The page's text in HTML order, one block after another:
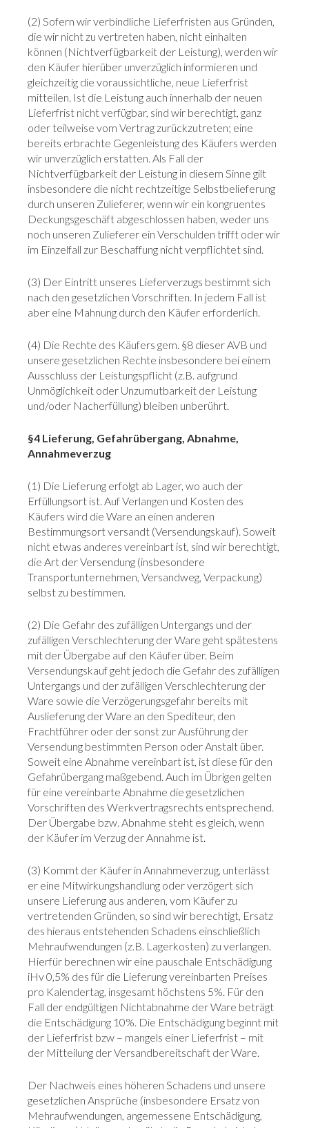
(2) Sofern wir verbindliche Lieferfristen aus Gründen,
die wir nicht zu vertreten haben, nicht einhalten
können (Nichtverfügbarkeit der Leistung), werden wir
den Käufer hierüber unverzüglich informieren und
gleichzeitig die voraussichtliche, neue Lieferfrist
mitteilen. Ist die Leistung auch innerhalb der neuen
Lieferfrist nicht verfügbar, sind wir berechtigt, ganz
oder teilweise vom Vertrag zurückzutreten; eine
bereits erbrachte Gegenleistung des Käufers werden
wir unverzüglich erstatten. Als Fall der
Nichtverfügbarkeit der Leistung in diesem Sinne gilt
insbesondere die nicht rechtzeitige Selbstbelieferung
durch unseren Zulieferer, wenn wir ein kongruentes
Deckungsgeschäft abgeschlossen haben, weder uns
noch unseren Zulieferer ein Verschulden trifft oder wir
im Einzelfall zur Beschaffung nicht verpflichtet sind.
(3) Der Eintritt unseres Lieferverzugs bestimmt sich
nach den gesetzlichen Vorschriften. In jedem Fall ist
aber eine Mahnung durch den Käufer erforderlich.
(4) Die Rechte des Käufers gem. §8 dieser AVB und
unsere gesetzlichen Rechte insbesondere bei einem
Ausschluss der Leistungspflicht (z.B. aufgrund
Unmöglichkeit oder Unzumutbarkeit der Leistung
und/oder Nacherfüllung) bleiben unberührt.
§4 Lieferung, Gefahrübergang, Abnahme,
Annahmeverzug
(1) Die Lieferung erfolgt ab Lager, wo auch der
Erfüllungsort ist. Auf Verlangen und Kosten des
Käufers wird die Ware an einen anderen
Bestimmungsort versandt (Versendungskauf). Soweit
nicht etwas anderes vereinbart ist, sind wir berechtigt,
die Art der Versendung (insbesondere
Transportunternehmen, Versandweg, Verpackung)
selbst zu bestimmen.
(2) Die Gefahr des zufälligen Untergangs und der
zufälligen Verschlechterung der Ware geht spätestens
mit der Übergabe auf den Käufer über. Beim
Versendungskauf geht jedoch die Gefahr des zufälligen
Untergangs und der zufälligen Verschlechterung der
Ware sowie die Verzögerungsgefahr bereits mit
Auslieferung der Ware an den Spediteur, den
Frachtführer oder der sonst zur Ausführung der
Versendung bestimmten Person oder Anstalt über.
Soweit eine Abnahme vereinbart ist, ist diese für den
Gefahrübergang maßgebend. Auch im Übrigen gelten
für eine vereinbarte Abnahme die gesetzlichen
Vorschriften des Werkvertragsrechts entsprechend.
Der Übergabe bzw. Abnahme steht es gleich, wenn
der Käufer im Verzug der Annahme ist.
(3) Kommt der Käufer in Annahmeverzug, unterlässt
er eine Mitwirkungshandlung oder verzögert sich
unsere Lieferung aus anderen, vom Käufer zu
vertretenden Gründen, so sind wir berechtigt, Ersatz
des hieraus entstehenden Schadens einschließlich
Mehraufwendungen (z.B. Lagerkosten) zu verlangen.
Hierfür berechnen wir eine pauschale Entschädigung
iHv 0,5% des für die Lieferung vereinbarten Preises
pro Kalendertag, insgesamt höchstens 5%. Für den
Fall der endgültigen Nichtabnahme der Ware beträgt
die Entschädigung 10%. Die Entschädigung beginnt mit
der Lieferfrist bzw – mangels einer Lieferfrist – mit
der Mitteilung der Versandbereitschaft der Ware.
Der Nachweis eines höheren Schadens und unsere
gesetzlichen Ansprüche (insbesondere Ersatz von
Mehraufwendungen, angemessene Entschädigung,